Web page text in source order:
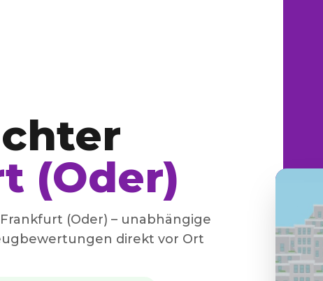
(Oder)
(Oder) – unabhängige
direkt vor Ort